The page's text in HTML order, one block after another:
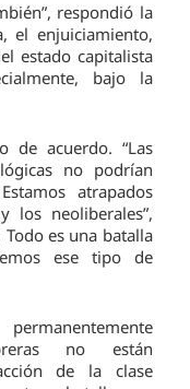
respondió la
el enjuiciamiento,
estado capitalista
bajo la
de acuerdo. “Las
no podrían
atrapados
los neoliberales”,
es una batalla
ese tipo de
no están
de la clase